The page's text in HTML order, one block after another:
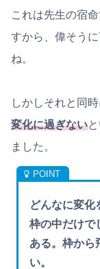
これは先生の宿
すから、偉そう
ね。
しかしそれと同
変化に過ぎない
ました。
どんなに変化
枠の中だけで
ある。枠から
い。